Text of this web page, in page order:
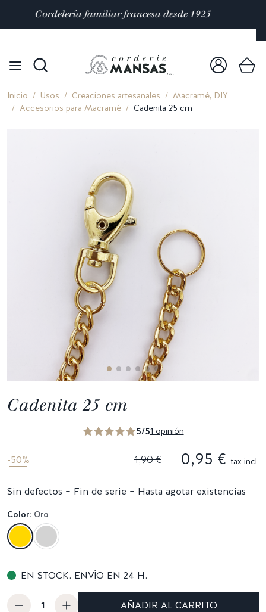
Satisfacción valorada con 4,9/5 enmas de 10 000
reseñas
Inicio Usos Creaciones artesanales
Macramé, DIY
Accesorios para Macramé
Cadenita 25 cm
Cadenita 25 cm
5/51 opinión
-50% 1,90 € 0,95 € tax incl.
Sin defectos – Fin de serie – Hasta agotar existencias
Color: Oro
EN STOCK. ENVÍO EN 24 H.
AÑADIR AL CARRITO